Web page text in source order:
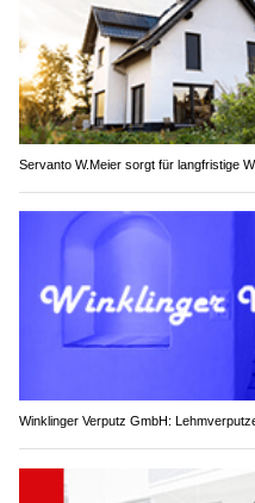
Servanto W.Meier sorgt für langfristige
Winklinger Verputz GmbH: